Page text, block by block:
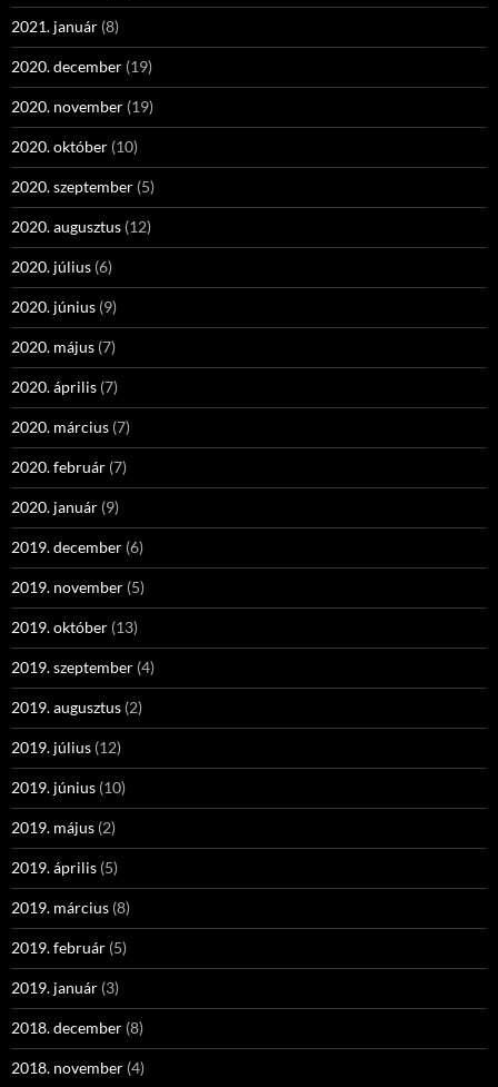
2021. január (8)
2020. december (19)
2020. november (19)
2020. október (10)
2020. szeptember (5)
2020. augusztus (12)
2020. július (6)
2020. június (9)
2020. május (7)
2020. április (7)
2020. március (7)
2020. február (7)
2020. január (9)
2019. december (6)
2019. november (5)
2019. október (13)
2019. szeptember (4)
2019. augusztus (2)
2019. július (12)
2019. június (10)
2019. május (2)
2019. április (5)
2019. március (8)
2019. február (5)
2019. január (3)
2018. december (8)
2018. november (4)